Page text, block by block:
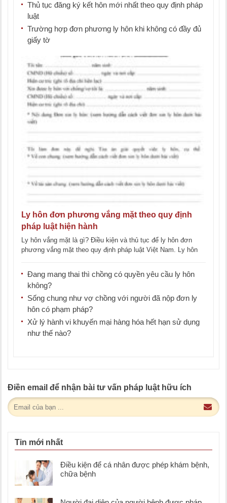
Thủ tục đăng ký kết hôn mới nhất theo quy định pháp
luật
Trường hợp đơn phương ly hôn khi không có đầy đủ
giấy tờ
Ly hôn đơn phương vắng mặt theo quy định
pháp luật hiện hành
Ly hôn vắng mặt là gì? Điều kiện và thủ tục để ly hôn đơn
phương vắng mặt theo quy định pháp luật Việt Nam. Ly hôn
Đang mang thai thì chồng có quyền yêu cầu ly hôn
không?
Sống chung như vợ chồng với người đã nộp đơn ly
hôn có phạm pháp?
Xử lý hành vi khuyến mại hàng hóa hết hạn sử dụng
như thế nào?
Điền email để nhận bài tư vấn pháp luật hữu ích
Tin mới nhất
Điều kiện để cá nhân được phép khám bệnh,
chữa bệnh